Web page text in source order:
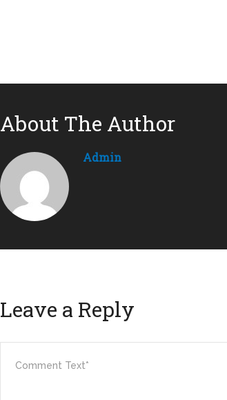
About The Author
Admin
Leave a Reply